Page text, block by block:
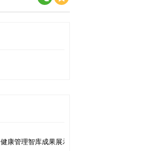
健康管理智库成果展示